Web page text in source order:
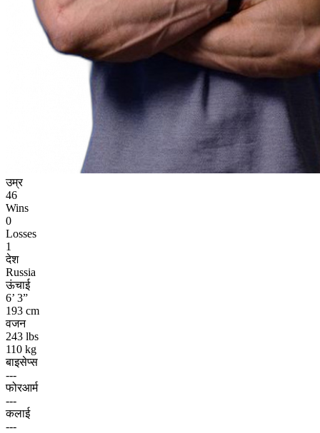
उम्र
46
Wins
0
Losses
1
देश
Russia
ऊंचाई
6’ 3”
193 cm
वजन
243 lbs
110 kg
बाइसेप्स
---
फोरआर्म
---
कलाई
---